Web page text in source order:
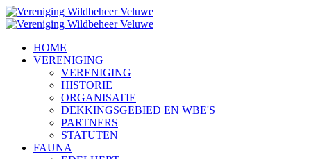
HOME
VERENIGING
VERENIGING
HISTORIE
ORGANISATIE
DEKKINGSGEBIED EN WBE'S
PARTNERS
STATUTEN
FAUNA